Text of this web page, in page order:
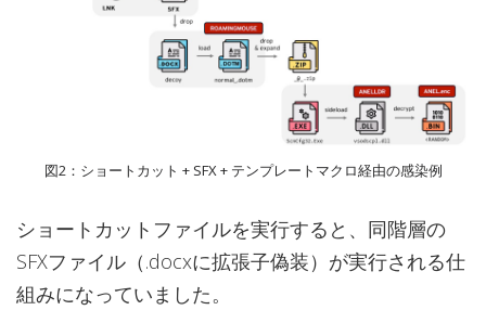
図2：ショートカット + SFX + テンプレートマクロ経由の感染例
ショートカットファイルを実行すると、同階層の
SFXファイル（.docxに拡張子偽装）が実行される仕
組みになっていました。